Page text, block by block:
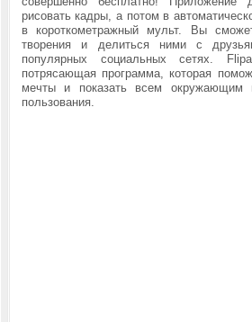
рисовать кадры, а потом в
в короткометражный мульт. Вы
творения и делиться ними с
популярных социальных сетях.
потрясающая программа, которая
мечты и показать всем окружающим
пользования.